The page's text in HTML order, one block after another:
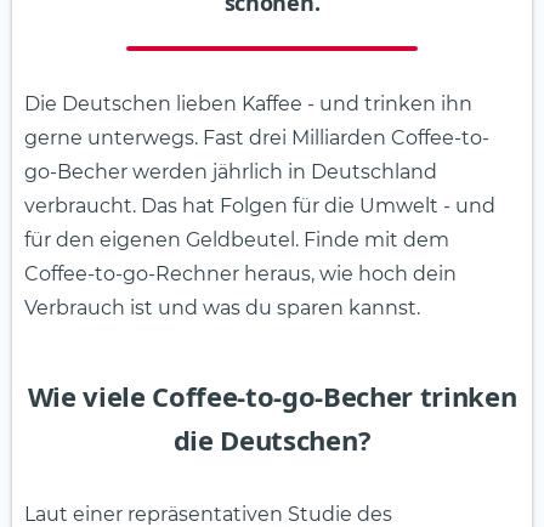
Die Deutschen lieben Kaffee - und trinken ihn
gerne unterwegs. Fast drei Milliarden Coffee-to-
go-Becher werden jährlich in Deutschland
verbraucht. Das hat Folgen für die Umwelt - und
für den eigenen Geldbeutel. Finde mit dem
Coffee-to-go-Rechner heraus, wie hoch dein
Verbrauch ist und was du sparen kannst.
Wie viele Coffee-to-go-Becher trinken
die Deutschen?
Laut einer repräsentativen Studie des